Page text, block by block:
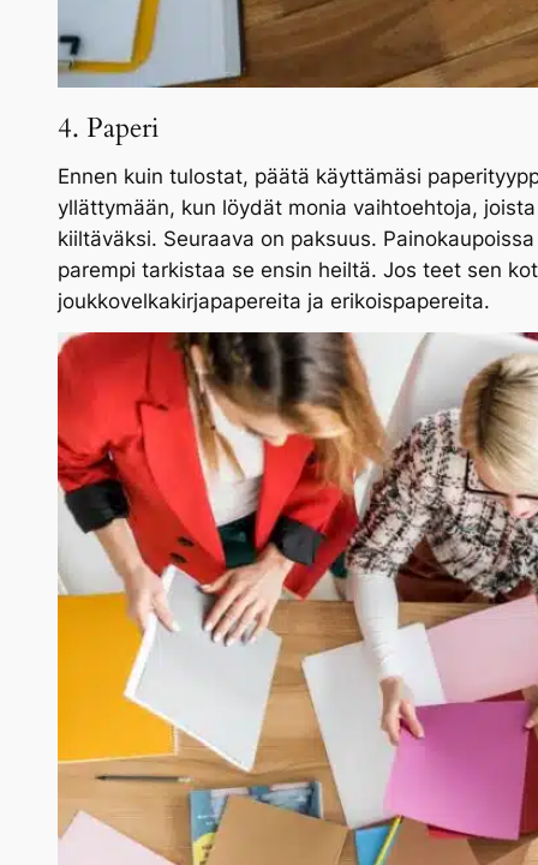
4. Paperi
Ennen kuin tulostat, päätä käyttämäsi
yllättymään, kun löydät monia vaihtoehtoja,
kiiltäväksi. Seuraava on paksuus.
parempi tarkistaa se ensin heiltä. Jos teet sen
joukkovelkakirjapapereita ja erikoispapereita.